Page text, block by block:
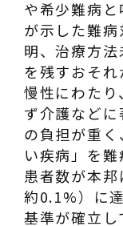
や希少難病
が示した難
明、治療方
を残すおそ
慢性にわた
ず介護など
の負担が重
い疾病」を難
患者数が本
約0.1%）に
基準が確立